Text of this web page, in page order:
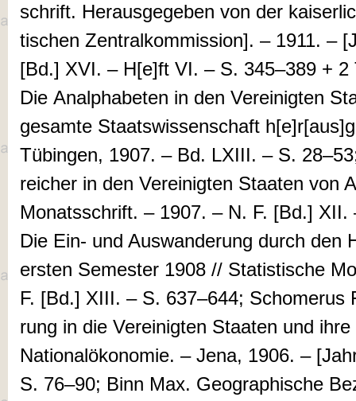
schrift. He­­­raus­­­­gege­ben von der
tischen Zen­tral­kom­mis­­sion]. – 1911. –
[Bd.] XVI. – H[e]ft VI. – S. 345–389 + 2
Die Anal­pha­beten in den Vereinigten
ge­sam­te Staatswis­sen­­­­schaft
Tübin­gen, 1907. – Bd. LXIII. – S.
reich­er in den Ver­ei­nig­ten Staaten von
Mo­natsschrift. – 1907. – N. F. [Bd.]
Die Ein- und Aus­wan­­derung durch den
ersten Semes­ter 1908 // Sta­tis­tische
F. [Bd.] XIII. – S. 637–644;
rung in die Vereinigten Staaten und
Na­tio­nal­öko­nomie. – Je­na, 1906. –
S. 76–90; Binn Max. Geo­gra­phi­sche